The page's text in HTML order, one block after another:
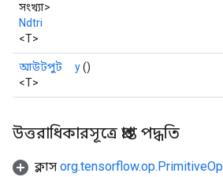
সংখ্যা>
Ndtri
<T>
আউটপুট
<T>
y()
উত্তরাধিকারসূত্রে প্রাপ্ত পদ্ধতি
ক্লাস org.tensorflow.op.PrimitiveOp